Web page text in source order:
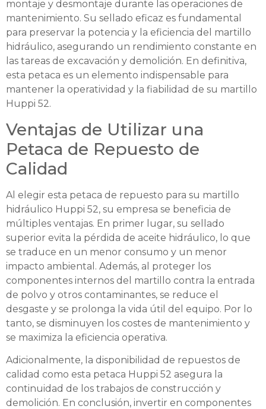
montaje y desmontaje durante las operaciones de
mantenimiento. Su sellado eficaz es fundamental
para preservar la potencia y la eficiencia del martillo
hidráulico, asegurando un rendimiento constante en
las tareas de excavación y demolición. En definitiva,
esta petaca es un elemento indispensable para
mantener la operatividad y la fiabilidad de su martillo
Huppi 52.
Ventajas de Utilizar una
Petaca de Repuesto de
Calidad
Al elegir esta petaca de repuesto para su martillo
hidráulico Huppi 52, su empresa se beneficia de
múltiples ventajas. En primer lugar, su sellado
superior evita la pérdida de aceite hidráulico, lo que
se traduce en un menor consumo y un menor
impacto ambiental. Además, al proteger los
componentes internos del martillo contra la entrada
de polvo y otros contaminantes, se reduce el
desgaste y se prolonga la vida útil del equipo. Por lo
tanto, se disminuyen los costes de mantenimiento y
se maximiza la eficiencia operativa.
Adicionalmente, la disponibilidad de repuestos de
calidad como esta petaca Huppi 52 asegura la
continuidad de los trabajos de construcción y
demolición. En conclusión, invertir en componentes